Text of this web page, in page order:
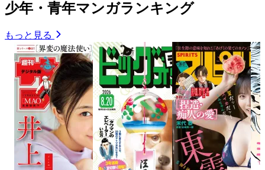
少年・青年マンガランキング
もっと見る